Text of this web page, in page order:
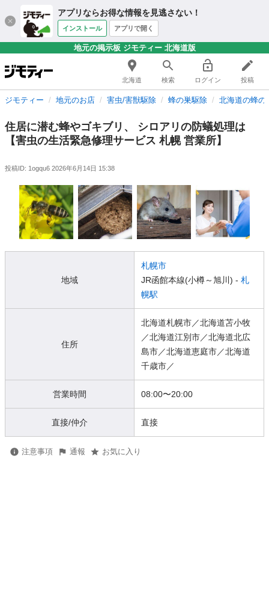
アプリならお得な情報を見逃さない！
インストール アプリで開く
地元の掲示板 ジモティー 北海道版
北海道 検索 ログイン 投稿
ジモティー 地元のお店 害虫/害獣駆除 蜂の巣駆除 北海道の蜂の
住居に潜む蜂やゴキブリ、 シロアリの防蟻処理は
【害虫の生活緊急修理サービス 札幌 営業所】
投稿ID: 1ogqu6 2026年6月14日 15:38
地域
札幌市
JR函館本線(小樽～旭川) - 札
幌駅
住所
北海道札幌市／北海道苫小牧
／北海道江別市／北海道北広
島市／北海道恵庭市／北海道
千歳市／
営業時間 08:00〜20:00
直接/仲介 直接
注意事項 通報 お気に入り